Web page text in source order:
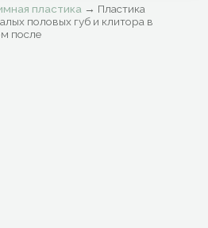
пластика → Пластика
половых губ и клитора в
после